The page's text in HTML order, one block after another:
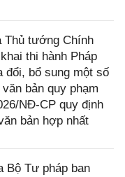
Thủ tướng Chính
thi hành Pháp
đổi, bổ sung một số
bản quy phạm
NĐ-CP quy định
bản hợp nhất
Bộ Tư pháp ban